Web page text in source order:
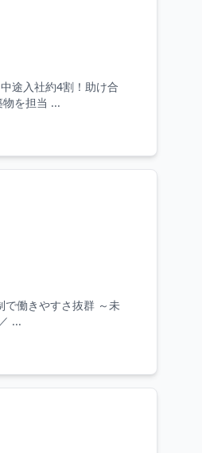
途入社約4割！助け合
を担当 ...
働きやすさ抜群 ～未
...